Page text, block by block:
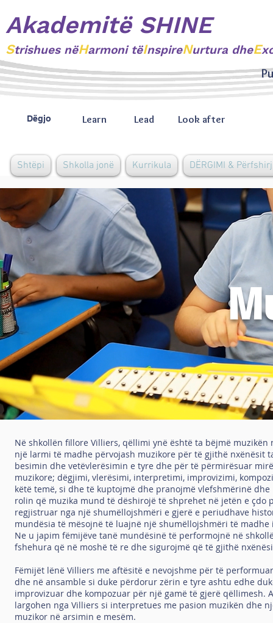
Akademitë SHINE
Strishues nëHarmoni tëInspireNurtura dheE
Dëgjo Learn Lead Look after
Shtëpi Shkolla jonë Kurrikula DËRGIMI &
Në shkollën fillore Villiers, qëllimi ynë është ta bëjmë
një larmi të madhe përvojash muzikore për të gjithë
besimin dhe vetëvlerësimin e tyre dhe për të përmirësuar
muzikore; dëgjimi, vlerësimi, interpretimi, improvizimi,
këtë temë, si dhe të kuptojmë dhe pranojmë vlefshmërinë
rolin që muzika mund të dëshirojë të shprehet në jetën e çdo
regjistruar nga një shumëllojshmëri e gjerë e periudhave
mundësia të mësojnë të luajnë një shumëllojshmëri të
Ne u japim fëmijëve tanë mundësinë të performojnë në
fshehura që në moshë të re dhe sigurojmë që të gjithë
Fëmijët lënë Villiers me aftësitë e nevojshme për të
dhe në ansamble si duke përdorur zërin e tyre ashtu edhe
improvizuar dhe kompozuar për një gamë të gjerë
largohen nga Villiers si interpretues me pasion muzikën dhe
muzikor në arsimin e mesëm.